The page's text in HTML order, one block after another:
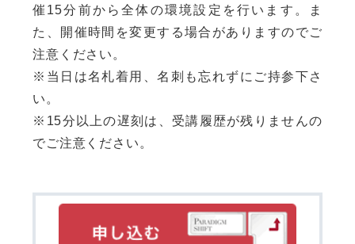
催15分前から全体の環境設定を行います。ま
た、開催時間を変更する場合がありますのでご
注意ください。
※当日は名札着用、名刺も忘れずにご持参下さ
い。
※15分以上の遅刻は、受講履歴が残りませんの
でご注意ください。